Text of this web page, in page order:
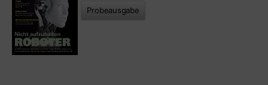
Probeausgabe